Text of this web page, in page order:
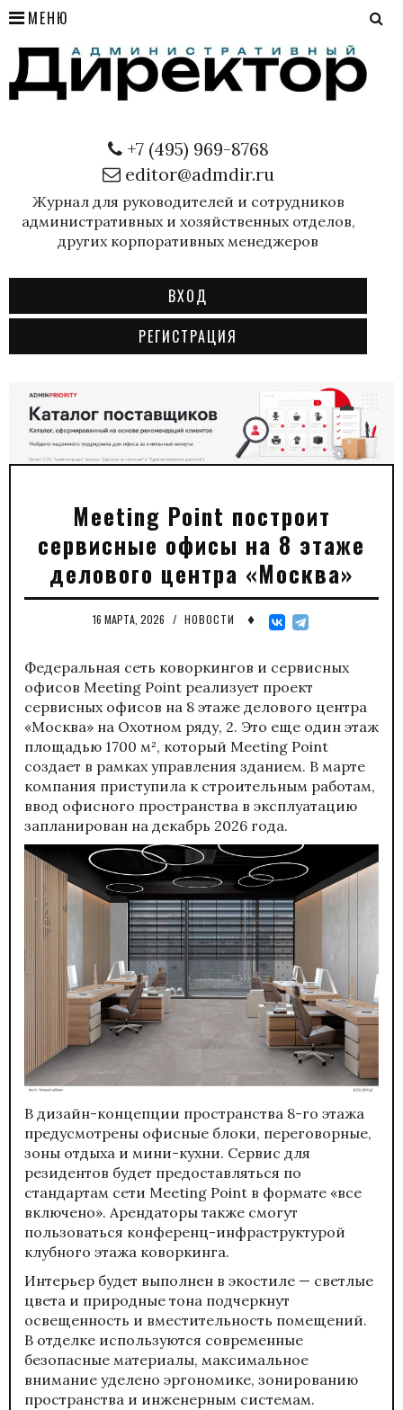
МЕНЮ
+7 (495) 969-8768
editor@admdir.ru
Журнал для руководителей и сотрудников
административных и хозяйственных отделов,
других корпоративных менеджеров
ВХОД
РЕГИСТРАЦИЯ
Meeting Point построит
сервисные офисы на 8 этаже
делового центра «Москва»
16 МАРТА, 2026 / НОВОСТИ ♦
Федеральная сеть коворкингов и сервисных
офисов Meeting Point реализует проект
сервисных офисов на 8 этаже делового центра
«Москва» на Охотном ряду, 2. Это еще один этаж
площадью 1700 м², который Meeting Point
создает в рамках управления зданием. В марте
компания приступила к строительным работам,
ввод офисного пространства в эксплуатацию
запланирован на декабрь 2026 года.
В дизайн-концепции пространства 8-го этажа
предусмотрены офисные блоки, переговорные,
зоны отдыха и мини-кухни. Сервис для
резидентов будет предоставляться по
стандартам сети Meeting Point в формате «все
включено». Арендаторы также смогут
пользоваться конференц-инфраструктурой
клубного этажа коворкинга.
Интерьер будет выполнен в экостиле — светлые
цвета и природные тона подчеркнут
освещенность и вместительность помещений.
В отделке используются современные
безопасные материалы, максимальное
внимание уделено эргономике, зонированию
пространства и инженерным системам.